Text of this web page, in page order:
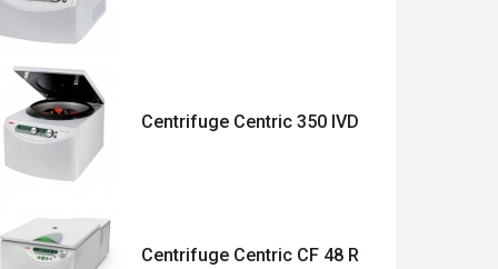
Centrifuge Centric 350 IVD
Centrifuge Centric CF 48 R